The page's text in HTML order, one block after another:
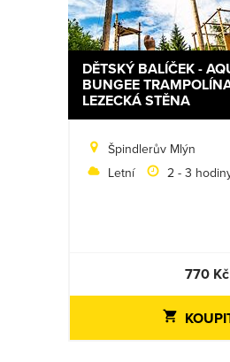
DĚTSKÝ BALÍČEK -
BUNGEE
LEZECKÁ STĚNA
Špindlerův Mlýn
Letní
2 - 3
770 Kč